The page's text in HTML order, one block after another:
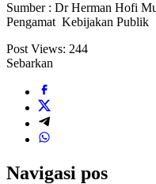
Sumber : Dr Herman Hofi
Pengamat Kebijakan Publik
Post Views: 244
Sebarkan
Navigasi pos